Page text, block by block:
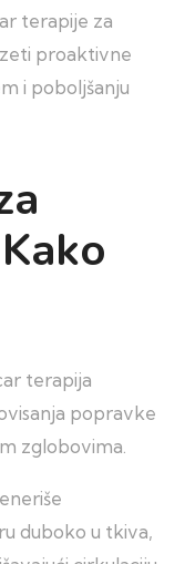
terapije za
proaktivne
i poboljšanju
terapija
popravke
zglobovima.
duboko u tkiva,